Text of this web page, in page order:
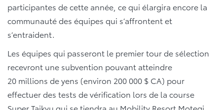
participantes de cette année, ce qui élargira encore la
communauté des équipes qui s’affrontent et
s’entraident.
Les équipes qui passeront le premier tour de sélection
recevront une subvention pouvant atteindre
20 millions de yens (environ 200 000 $ CA) pour
effectuer des tests de vérification lors de la course
Super Taikyu qui se tiendra au Mobility Resort Motegi